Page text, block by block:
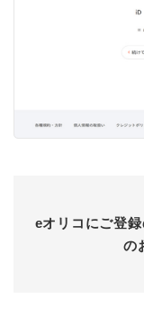
eオリコにご登
の